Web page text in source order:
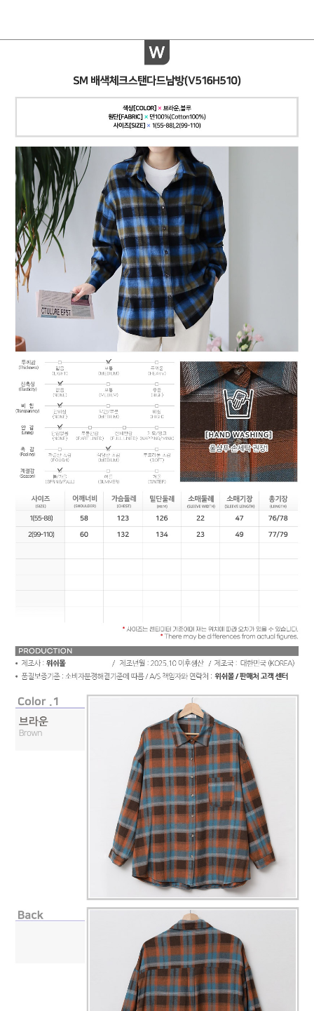
페이코 ID로
페이코 라이
PAYCO 바로
구매